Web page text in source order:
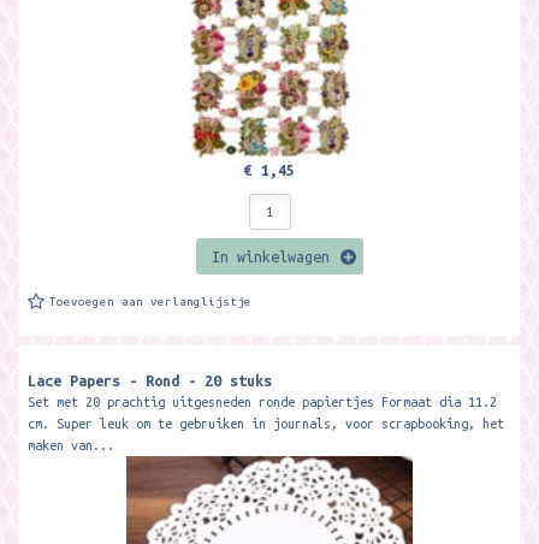
€ 1,45
In winkelwagen
Toevoegen aan verlanglijstje
Lace Papers - Rond - 20 stuks
Set met 20 prachtig uitgesneden ronde papiertjes Formaat dia 11.2
cm. Super leuk om te gebruiken in journals, voor scrapbooking, het
maken van...